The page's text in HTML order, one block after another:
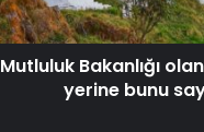
Mutluluk Bakanlığı
yerine bunu